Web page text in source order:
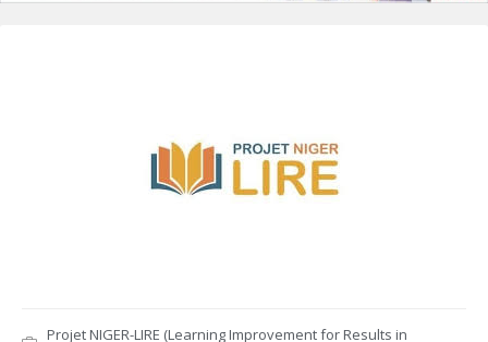
Projet NIGER-LIRE (Learning Improvement for Results in